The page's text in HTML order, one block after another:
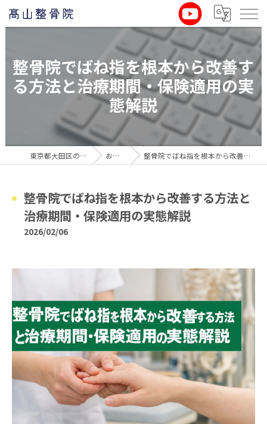
整骨院でばね指を根本から改善す
る方法と治療期間・保険適用の実
態解説
東京都大田区の整骨院なら髙山整骨院 お役立ち情報 整骨院でばね指を根本から改善する方法と治療期間・保険適用の実態解説
整骨院でばね指を根本から改善する方法と
治療期間・保険適用の実態解説
2026/02/06